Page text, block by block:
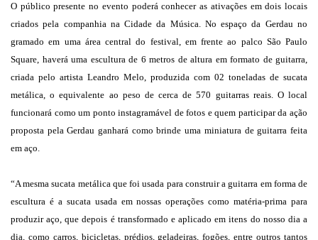
O público presente no evento poderá conhecer as ativações em dois locais
criados pela companhia na Cidade da Música. No espaço da Gerdau no
gramado em uma área central do festival, em frente ao palco São Paulo
Square, haverá uma escultura de 6 metros de altura em formato de guitarra,
criada pelo artista Leandro Melo, produzida com 02 toneladas de sucata
metálica, o equivalente ao peso de cerca de 570 guitarras reais. O local
funcionará como um ponto instagramável de fotos e quem participar da ação
proposta pela Gerdau ganhará como brinde uma miniatura de guitarra feita
em aço.
“A mesma sucata metálica que foi usada para construir a guitarra em forma de
escultura é a sucata usada em nossas operações como matéria-prima para
produzir aço, que depois é transformado e aplicado em itens do nosso dia a
dia, como carros, bicicletas, prédios, geladeiras, fogões, entre outros tantos